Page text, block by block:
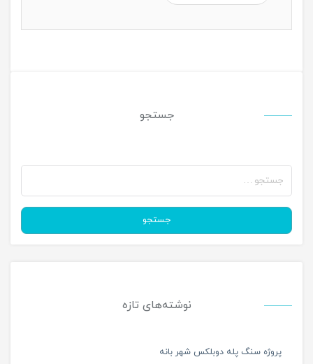
جستجو
جستجو
نوشته‌های تازه
پروژه سنگ پله دوبلکس شهر بانه